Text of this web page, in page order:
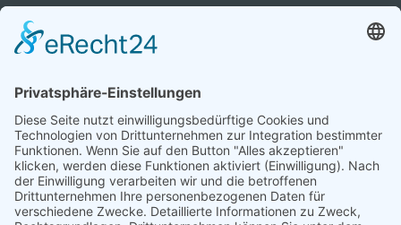
Nordrhein-Westfalen
Saarland
Sachsen
Sachsen-Anhalt
Schleswig-Holstein
Thüringen